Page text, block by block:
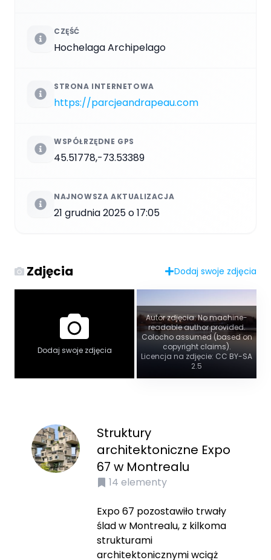
CZĘŚĆ
Hochelaga Archipelago
STRONA INTERNETOWA
https://parcjeandrapeau.com
WSPÓŁRZĘDNE GPS
45.51778,-73.53389
NAJNOWSZA AKTUALIZACJA
21 grudnia 2025 o 17:05
Zdjęcia Dodaj swoje zdjęcia
Dodaj swoje zdjęcia
Autor zdjęcia: No machine-
readable author provided.
Colocho assumed (based on
copyright claims).
Licencja na zdjęcie: CC BY-SA
2.5
Struktury
architektoniczne Expo
67 w Montrealu
14 elementy
Expo 67 pozostawiło trwały
ślad w Montrealu, z kilkoma
strukturami
architektonicznymi wciąż